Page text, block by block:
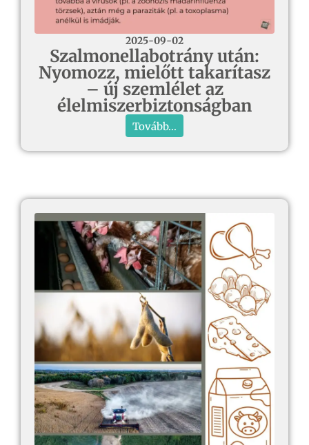
2025-09-02
Szalmonellabotrány után:
Nyomozz, mielőtt takarítasz
– új szemlélet az
élelmiszerbiztonságban
Tovább...